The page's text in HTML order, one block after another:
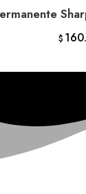
AÑADIR AL
$